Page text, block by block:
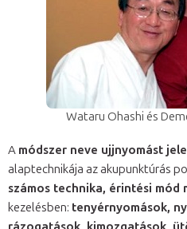
Wataru Ohashi és
A módszer neve ujjnyomást
alaptechnikája az akupunktúrás
számos technika, érintési mód
kezelésben: tenyérnyomások,